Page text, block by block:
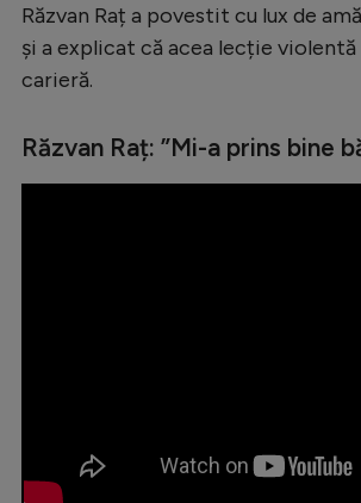
Handbal
Gimnastică
Răzvan Raț a povestit cu lux de
și a explicat că acea lecție
carieră.
Răzvan Raț: ”Mi-a prins bine